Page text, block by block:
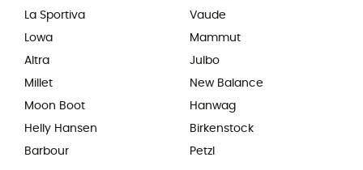
La Sportiva
Lowa
Altra
Millet
Moon Boot
Helly Hansen
Barbour
Vaude
Mammut
Julbo
New Balance
Hanwag
Birkenstock
Petzl